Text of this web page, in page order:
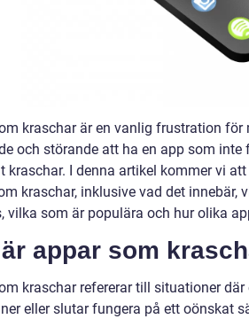
kraschar är en vanlig frustration för
och störande att ha en app som
kraschar. I denna artikel kommer vi
kraschar, inklusive vad det innebär,
vilka som är populära och hur olika
appar som
kraschar refererar till situationer
eller slutar fungera på ett oönskat